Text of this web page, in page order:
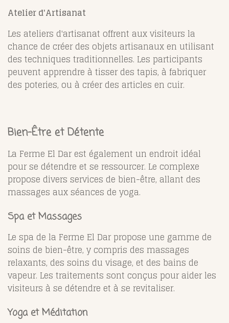
Atelier d'Artisanat
Les ateliers d'artisanat offrent aux visiteurs la
chance de créer des objets artisanaux en utilisant
des techniques traditionnelles. Les participants
peuvent apprendre à tisser des tapis, à fabriquer
des poteries, ou à créer des articles en cuir.
Bien-Être et Détente
La Ferme El Dar est également un endroit idéal
pour se détendre et se ressourcer. Le complexe
propose divers services de bien-être, allant des
massages aux séances de yoga.
Spa et Massages
Le spa de la Ferme El Dar propose une gamme de
soins de bien-être, y compris des massages
relaxants, des soins du visage, et des bains de
vapeur. Les traitements sont conçus pour aider les
visiteurs à se détendre et à se revitaliser.
Yoga et Méditation